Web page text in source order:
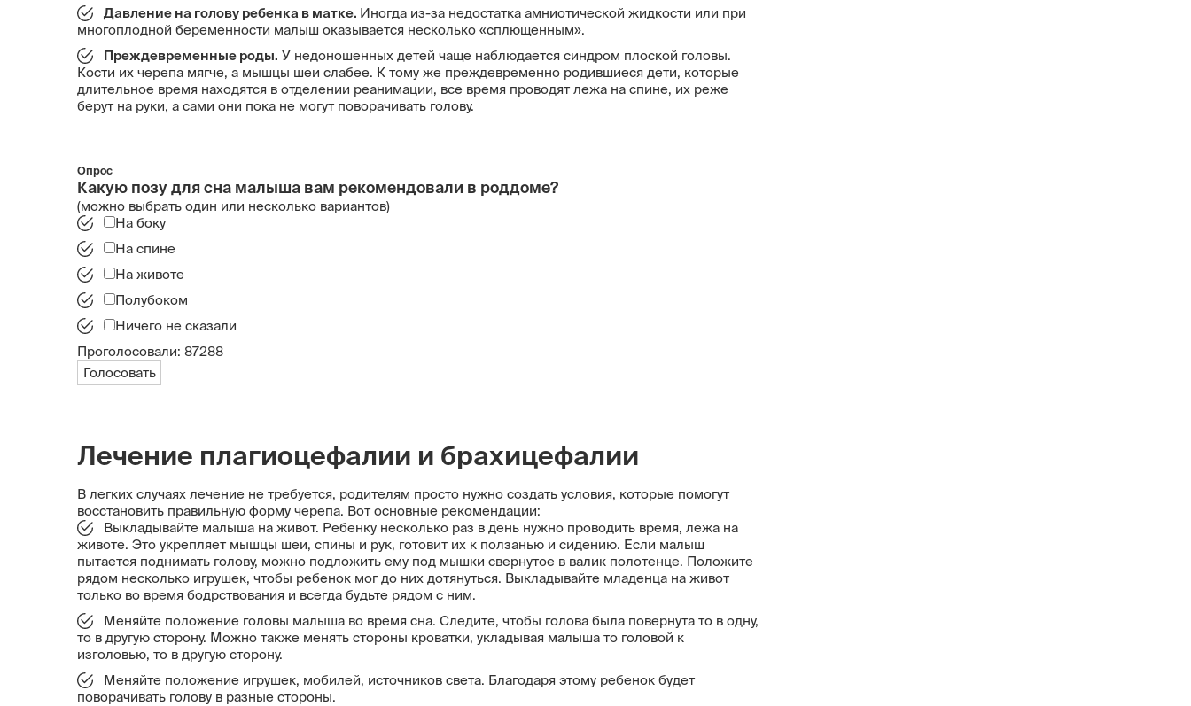
Давление на голову ребенка в матке. Иногда из-за недостатка амниотической жидкости или при
многоплодной беременности малыш оказывается несколько «сплющенным».
Преждевременные роды. У недоношенных детей чаще наблюдается синдром плоской головы.
Кости их черепа мягче, а мышцы шеи слабее. К тому же преждевременно родившиеся дети, которые
длительное время находятся в отделении реанимации, все время проводят лежа на спине, их реже
берут на руки, а сами они пока не могут поворачивать голову.
Опрос
Какую позу для сна малыша вам рекомендовали в роддоме?
(можно выбрать один или несколько вариантов)
На боку
На спине
На животе
Полубоком
Ничего не сказали
Проголосовали: 87288
Голосовать
Лечение плагиоцефалии и брахицефалии
В легких случаях лечение не требуется, родителям просто нужно создать условия, которые помогут
восстановить правильную форму черепа. Вот основные рекомендации:
Выкладывайте малыша на живот. Ребенку несколько раз в день нужно проводить время, лежа на
животе. Это укрепляет мышцы шеи, спины и рук, готовит их к ползанью и сидению. Если малыш
пытается поднимать голову, можно подложить ему под мышки свернутое в валик полотенце. Положите
рядом несколько игрушек, чтобы ребенок мог до них дотянуться. Выкладывайте младенца на живот
только во время бодрствования и всегда будьте рядом с ним.
Меняйте положение головы малыша во время сна. Следите, чтобы голова была повернута то в одну,
то в другую сторону. Можно также менять стороны кроватки, укладывая малыша то головой к
изголовью, то в другую сторону.
Меняйте положение игрушек, мобилей, источников света. Благодаря этому ребенок будет
поворачивать голову в разные стороны.